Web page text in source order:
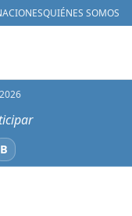
QUIÉNES SOMOS
BBluesky